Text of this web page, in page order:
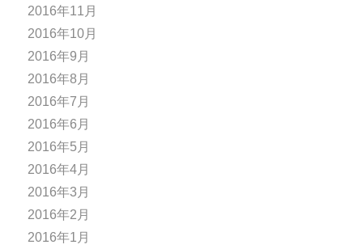
2016年11月
2016年10月
2016年9月
2016年8月
2016年7月
2016年6月
2016年5月
2016年4月
2016年3月
2016年2月
2016年1月